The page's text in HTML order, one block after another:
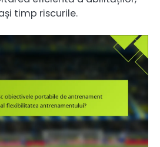
timp riscurile.